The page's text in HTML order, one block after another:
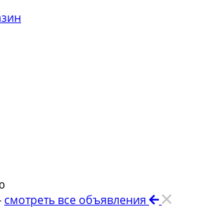
смотреть все объявления